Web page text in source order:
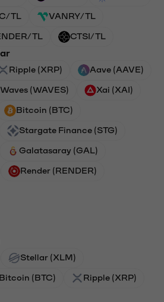
TL VANRY/TL
TL CTSI/TL
Ripple (XRP) Aave (AAVE)
Waves (WAVES) Xai (XAI)
Bitcoin (BTC)
Stargate Finance (STG)
Galatasaray (GAL)
Render (RENDER)
Stellar (XLM)
Bitcoin (BTC) Ripple (XRP)